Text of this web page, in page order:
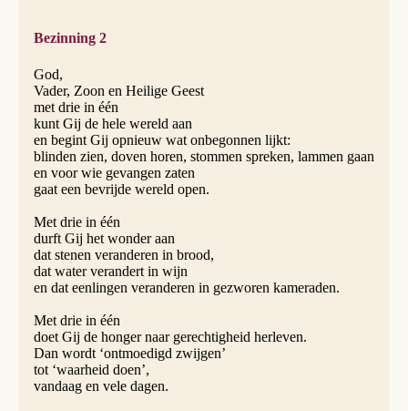
Bezinning 2
God,
Vader, Zoon en Heilige Geest
met drie in één
kunt Gij de hele wereld aan
en begint Gij opnieuw wat onbegonnen lijkt:
blinden zien, doven horen, stommen spreken, lammen gaan
en voor wie gevangen zaten
gaat een bevrijde wereld open.
Met drie in één
durft Gij het wonder aan
dat stenen veranderen in brood,
dat water verandert in wijn
en dat eenlingen veranderen in gezworen kameraden.
Met drie in één
doet Gij de honger naar gerechtigheid herleven.
Dan wordt ‘ontmoedigd zwijgen’
tot ‘waarheid doen’,
vandaag en vele dagen.